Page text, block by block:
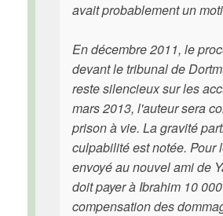
avait probablement un
En décembre 2011, le
devant le tribunal de
reste silencieux sur les
mars 2013, l'auteur sera
prison à vie. La gravité
culpabilité est notée. Pour
envoyé au nouvel ami de
doit payer à Ibrahim 10
compensation des